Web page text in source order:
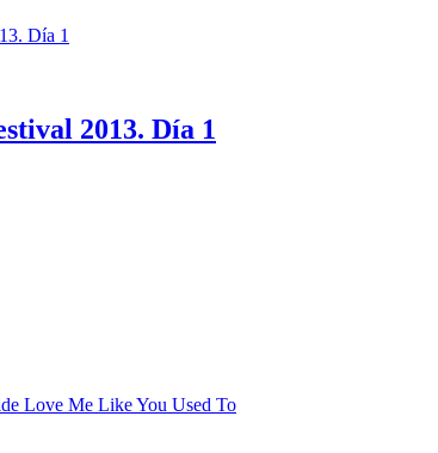
Día 1
2013. Día 1
Love Me Like You Used To